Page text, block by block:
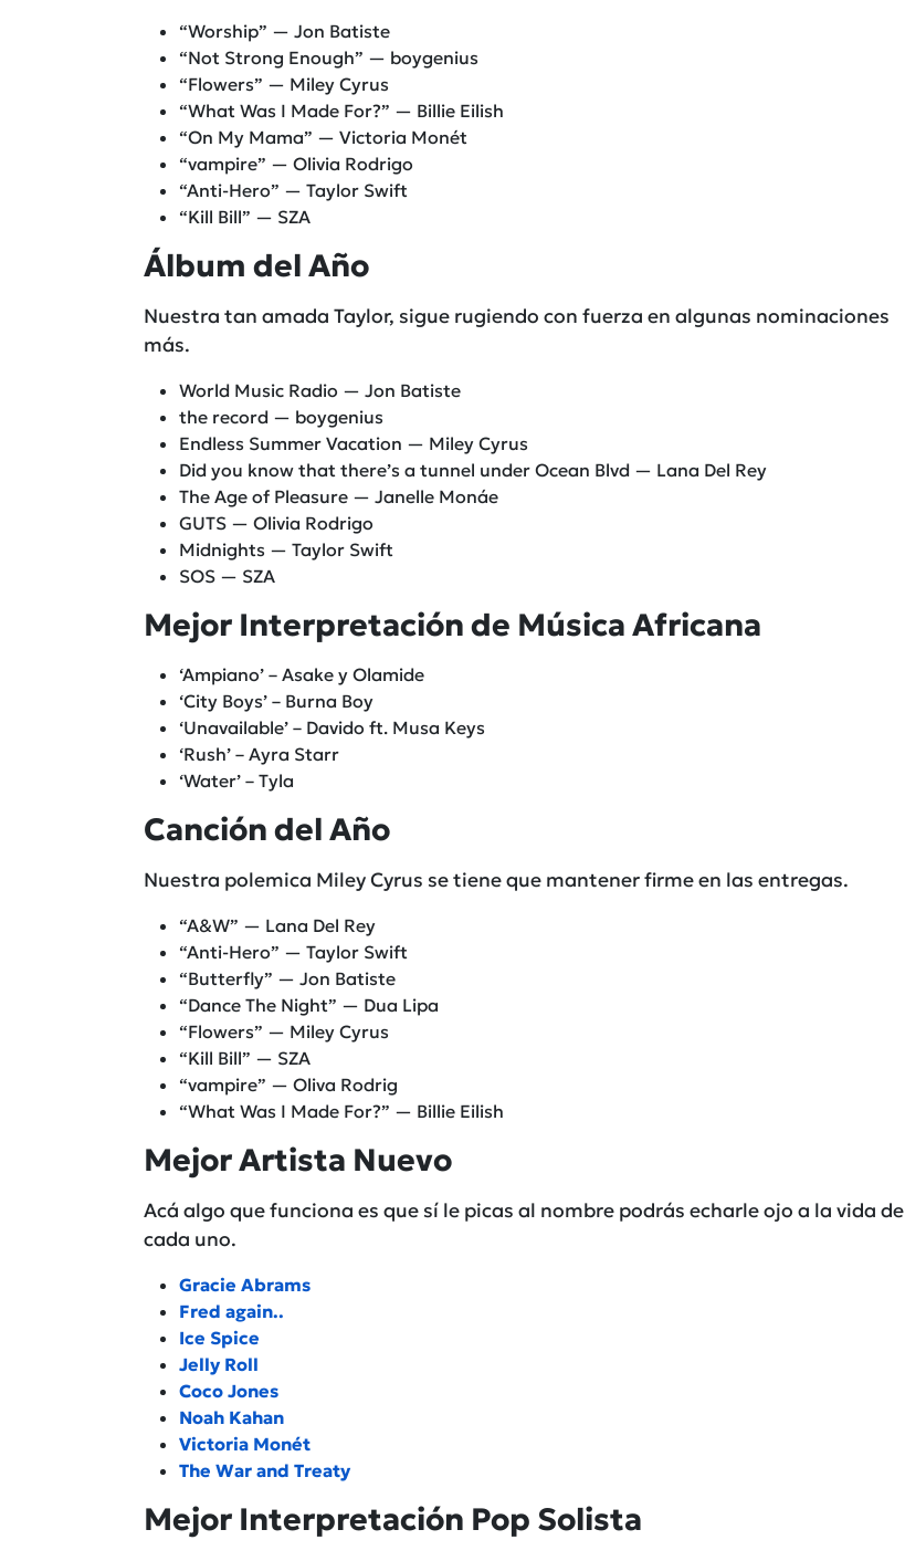
“Worship” — Jon Batiste
“Not Strong Enough” — boygenius
“Flowers” — Miley Cyrus
“What Was I Made For?” — Billie Eilish
“On My Mama” — Victoria Monét
“vampire” — Olivia Rodrigo
“Anti-Hero” — Taylor Swift
“Kill Bill” — SZA
Álbum del Año
Nuestra tan amada Taylor, sigue rugiendo con fuerza en algunas nominaciones
más.
World Music Radio — Jon Batiste
the record — boygenius
Endless Summer Vacation — Miley Cyrus
Did you know that there’s a tunnel under Ocean Blvd — Lana Del Rey
The Age of Pleasure — Janelle Monáe
GUTS — Olivia Rodrigo
Midnights — Taylor Swift
SOS — SZA
Mejor Interpretación de Música Africana
‘Ampiano’ – Asake y Olamide
‘City Boys’ – Burna Boy
‘Unavailable’ – Davido ft. Musa Keys
‘Rush’ – Ayra Starr
‘Water’ – Tyla
Canción del Año
Nuestra polemica Miley Cyrus se tiene que mantener firme en las entregas.
“A&W” — Lana Del Rey
“Anti-Hero” — Taylor Swift
“Butterfly” — Jon Batiste
“Dance The Night” — Dua Lipa
“Flowers” — Miley Cyrus
“Kill Bill” — SZA
“vampire” ­— Oliva Rodrig
“What Was I Made For?” — Billie Eilish
Mejor Artista Nuevo
Acá algo que funciona es que sí le picas al nombre podrás echarle ojo a la vida de
cada uno.
Gracie Abrams
Fred again..
Ice Spice
Jelly Roll
Coco Jones
Noah Kahan
Victoria Monét
The War and Treaty
Mejor Interpretación Pop Solista